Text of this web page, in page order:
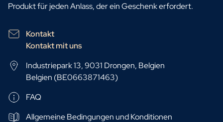
Produkt für jeden Anlass, der ein Geschenk erfordert.
Kontakt
Kontakt mit uns
Industriepark 13, 9031 Drongen, Belgien
Belgien (BE0663871463)
FAQ
Allgemeine Bedingungen und Konditionen